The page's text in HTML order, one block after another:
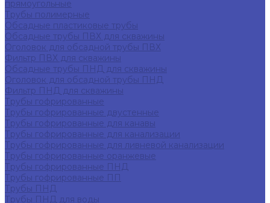
прямоугольные
Трубы полимерные
Обсадные пластиковые трубы
Обсадные трубы ПВХ для скважины
Оголовок для обсадной трубы ПВХ
Фильтр ПВХ для скважины
Обсадные трубы ПНД для скважины
Оголовок для обсадной трубы ПНД
Фильтр ПНД для скважины
Трубы гофрированные
Трубы гофрированные двустенные
Трубы гофрированные для канавы
Трубы гофрированные для канализации
Трубы гофрированные для ливневой канализации
Трубы гофрированные оранжевые
Трубы гофрированные ПНД
Трубы гофрированные ПП
Трубы ПНД
Трубы ПНД для воды